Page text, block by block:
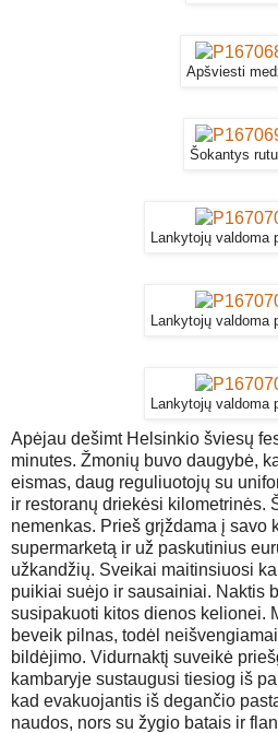
Apšviesti
Šokantys
Lankytojų valdoma
Lankytojų valdoma
Lankytojų valdoma
Apėjau dešimt Helsinkio šviesų
minutes. Žmonių buvo daugybė,
eismas, daug reguliuotojų su
ir restoranų driekėsi kilometrinės.
nemenkas. Prieš grįždama į savo
supermarketą ir už paskutinius
užkandžių. Sveikai maitinsiuosi
puikiai suėjo ir sausainiai. Naktis
susipakuoti kitos dienos kelionei.
beveik pilnas, todėl
bildėjimo. Vidurnaktį suveikė
kambaryje sustaugusi tiesiog iš
kad evakuojantis iš degančio
naudos, nors su žygio batais ir